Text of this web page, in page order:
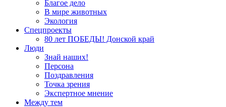
Благое дело
В мире животных
Экология
Спецпроекты
80 лет ПОБЕДЫ! Донской край
Люди
Знай наших!
Персона
Поздравления
Точка зрения
Экспертное мнение
Между тем